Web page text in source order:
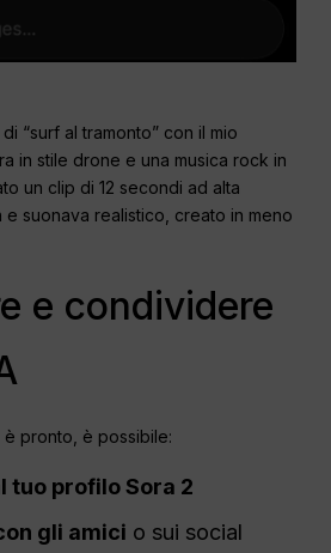
“surf al tramonto” con il mio
in stile drone e una musica rock in
un clip di 12 secondi ad alta
suonava realistico, creato in meno
e condividere
pronto, è possibile:
tuo profilo Sora 2
gli amici o sui social